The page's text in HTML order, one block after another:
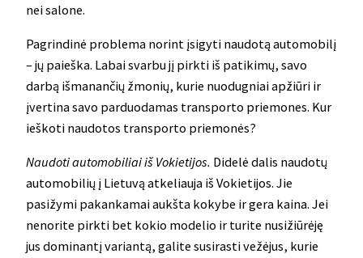
nei salone.
Pagrindinė problema norint įsigyti naudotą automobilį
– jų paieška. Labai svarbu jį pirkti iš patikimų, savo
darbą išmanančių žmonių, kurie nuodugniai apžiūri ir
įvertina savo parduodamas transporto priemones. Kur
ieškoti naudotos transporto priemonės?
Naudoti automobiliai iš Vokietijos. Didelė dalis naudotų
automobilių į Lietuvą atkeliauja iš Vokietijos. Jie
pasižymi pakankamai aukšta kokybe ir gera kaina. Jei
nenorite pirkti bet kokio modelio ir turite nusižiūrėję
jus dominantį variantą, galite susirasti vežėjus, kurie